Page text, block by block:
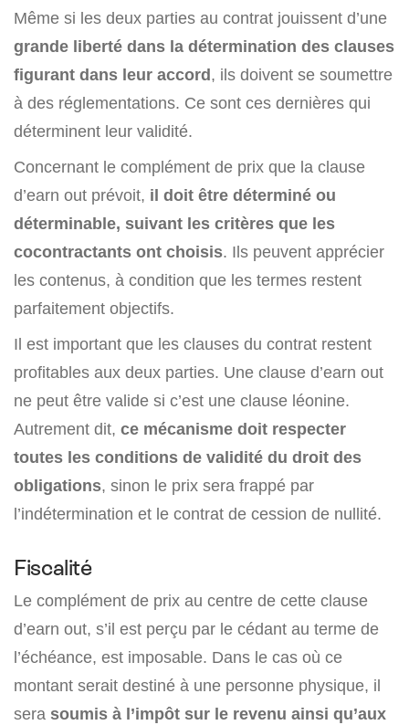
Même si les deux parties au contrat jouissent d’une
grande liberté dans la détermination des clauses
figurant dans leur accord, ils doivent se soumettre
à des réglementations. Ce sont ces dernières qui
déterminent leur validité.
Concernant le complément de prix que la clause
d’earn out prévoit, il doit être déterminé ou
déterminable, suivant les critères que les
cocontractants ont choisis. Ils peuvent apprécier
les contenus, à condition que les termes restent
parfaitement objectifs.
Il est important que les clauses du contrat restent
profitables aux deux parties. Une clause d’earn out
ne peut être valide si c’est une clause léonine.
Autrement dit, ce mécanisme doit respecter
toutes les conditions de validité du droit des
obligations, sinon le prix sera frappé par
l’indétermination et le contrat de cession de nullité.
Fiscalité
Le complément de prix au centre de cette clause
d’earn out, s’il est perçu par le cédant au terme de
l’échéance, est imposable. Dans le cas où ce
montant serait destiné à une personne physique, il
sera soumis à l’impôt sur le revenu ainsi qu’aux